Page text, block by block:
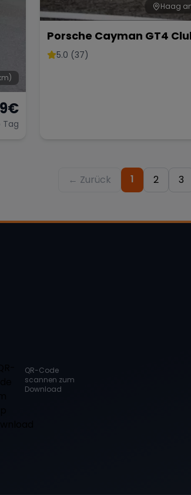
€
Tag
Haag
Porsche Cayman GT4
5.0 (37)
← Zurück 1 2 3
QR-Code
scannen zum
Download